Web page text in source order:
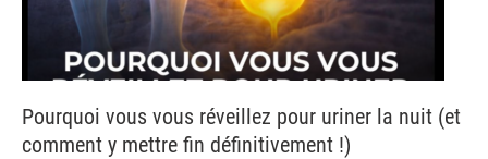
Pourquoi vous vous réveillez pour uriner la nuit (et
comment y mettre fin définitivement !)